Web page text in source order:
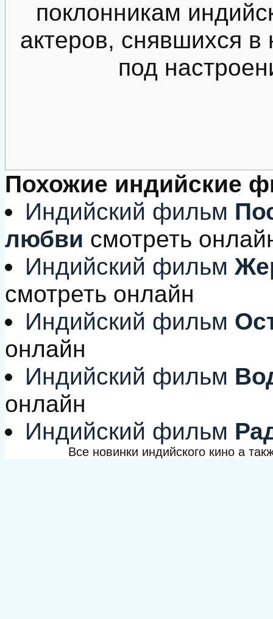
поклонникам
актеров, снявшихся
под
Похожие индийские
Индийский фильм
любви смотреть
Индийский фильм
смотреть онлайн
Индийский фильм
онлайн
Индийский фильм
онлайн
Индийский фильм
Все новинки индийского кино а